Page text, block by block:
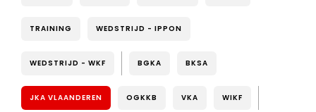
TRAINING WEDSTRIJD - IPPON
WEDSTRIJD - WKF BGKA BKSA
JKA VLAANDEREN OGKKB VKA WIKF